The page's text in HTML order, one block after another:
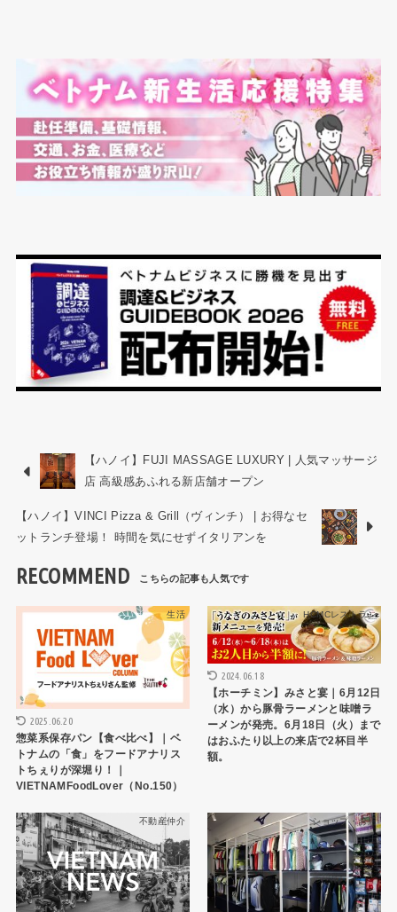
【ハノイ】FUJI MASSAGE LUXURY | 人気マッサージ
店 高級感あふれる新店舗オープン
【ハノイ】VINCI Pizza & Grill（ヴィンチ） | お得なセ
ットランチ登場！ 時間を気にせずイタリアンを
RECOMMEND
生活
2025.06.20
惣菜系保存パン【食べ比べ】｜ベ
トナムの「食」をフードアナリス
トちぇりが深堀り！｜
VIETNAMFoodLover（No.150）
HCMCレストラン
2024.06.18
【ホーチミン】みさと宴｜6月12日
（水）から豚骨ラーメンと味噌ラ
ーメンが発売。6月18日（火）まで
はおふたり以上の来店で2杯目半
額。
不動産仲介 ショップ・お店